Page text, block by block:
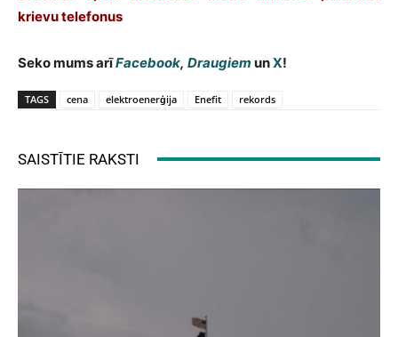
krievu telefonus
Seko mums arīFacebook, Draugiem unX!
TAGS cena elektroenerģija Enefit rekords
SAISTĪTIE RAKSTI